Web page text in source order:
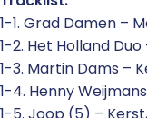
1-1. Grad Damen –
1-2. Het Holland
1-3. Martin Dams –
1-4. Henny